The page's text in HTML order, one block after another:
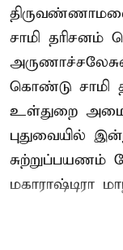
சாமி தரிசனம்
கொண்டு சாமி
உள்துறை
புதுவையில்
சுற்றுப்பயணம்
மகாராஷ்டிரா